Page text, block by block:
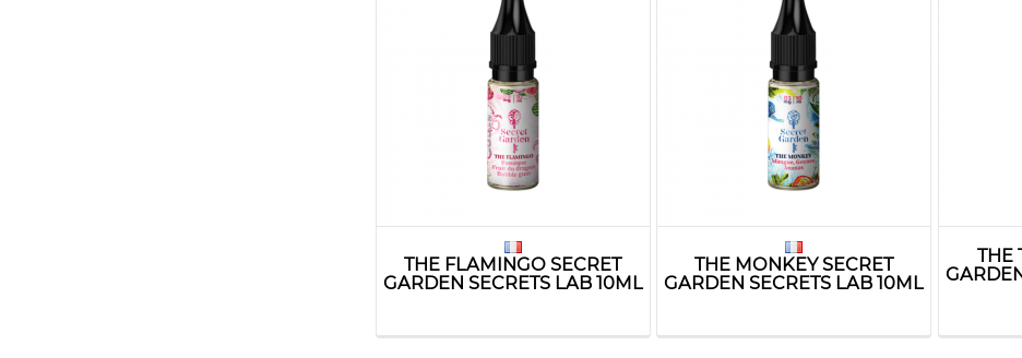
THE FLAMINGO SECRET
GARDEN SECRETS LAB 10ML
THE MONKEY SECRET
GARDEN SECRETS LAB 10ML
THE